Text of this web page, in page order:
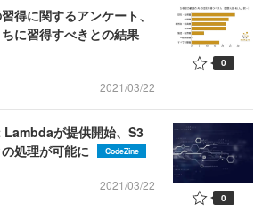
得に関するアンケート、
に習得すべきとの結果
2021/03/22
0
が提供開始、S3
処理が可能に
CodeZine
2021/03/22
0